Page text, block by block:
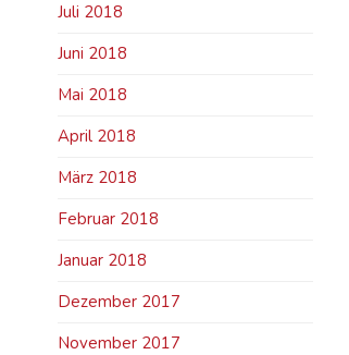
Juli 2018
Juni 2018
Mai 2018
April 2018
März 2018
Februar 2018
Januar 2018
Dezember 2017
November 2017